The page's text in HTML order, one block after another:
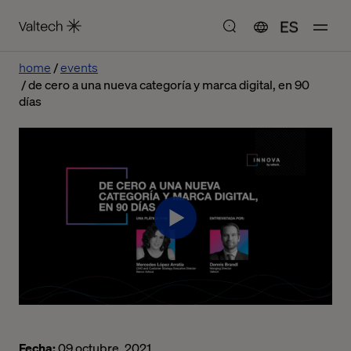
ES
home
events
de cero a una nueva categoría y marca digital, en 90
días
Fecha:09 octubre, 2021